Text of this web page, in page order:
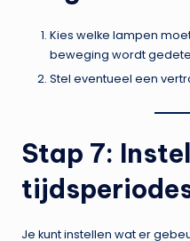
Kies welke lampen
beweging wordt
Stel eventueel een
Stap 7:
Je kunt instellen wat er